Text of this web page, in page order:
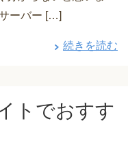
ーバー […]
続きを読む
トでおすす